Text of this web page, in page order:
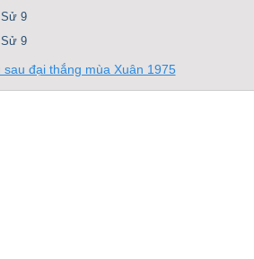
9
9
đại thắng mùa Xuân 1975